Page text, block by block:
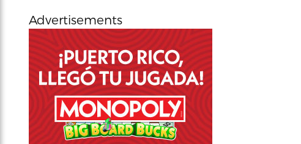
Advertisements